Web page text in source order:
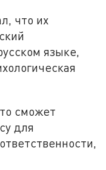
что их
языке,
сможет
для